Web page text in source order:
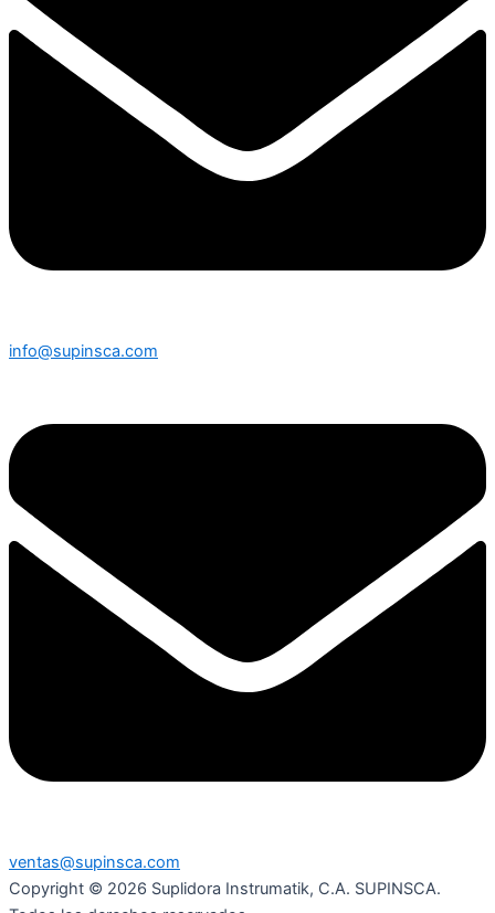
info@supinsca.com
ventas@supinsca.com
Copyright © 2026 Suplidora Instrumatik, C.A. SUPINSCA.